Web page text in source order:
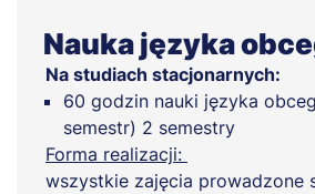
Nauka języka
Na studiach stacjonarnych:
60 godzin nauki języka
semestr) 2 semestry
Forma realizacji:
wszystkie zajęcia prowadzone